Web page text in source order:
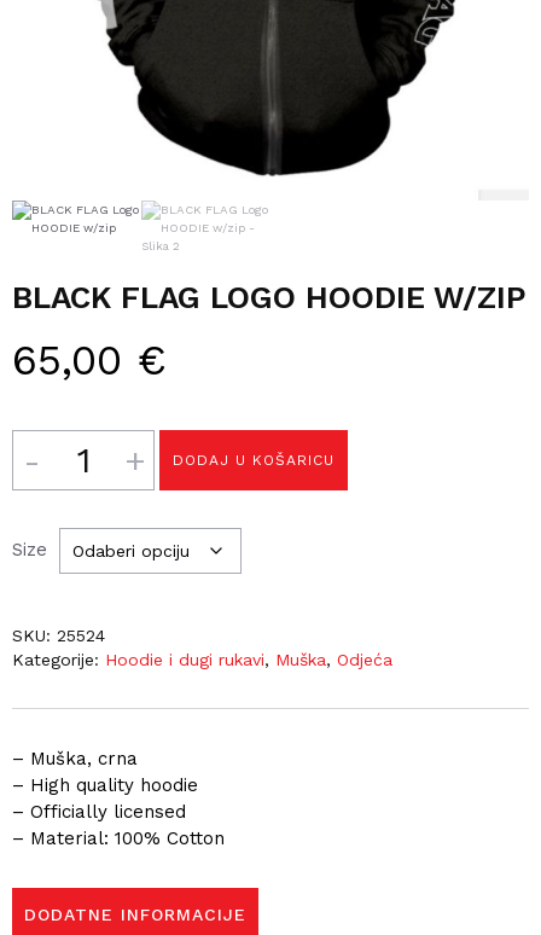
BLACK FLAG LOGO HOODIE W/ZIP
65,00 €
– Muška, crna
– High quality hoodie
– Officially licensed
– Material: 100% Cotton
Size
DODAJ U KOŠARICU
SKU: 25524
Kategorije: Hoodie i dugi rukavi, Muška, Odjeća
DODATNE INFORMACIJE